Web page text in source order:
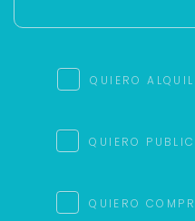
QUIERO
QUIERO
QUIERO